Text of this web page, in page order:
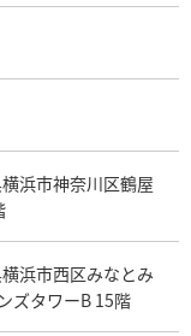
浜市神奈川区鶴屋
浜市西区みなとみ
ズタワーB 15階